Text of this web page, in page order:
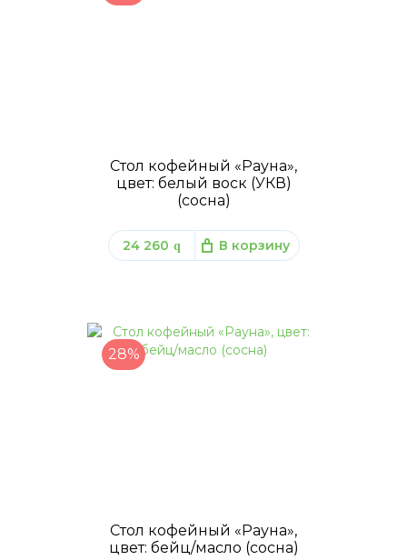
Стол кофейный «Рауна»,
цвет: белый воск (УКВ)
(сосна)
24 260 q В корзину
28%
Стол кофейный «Рауна»,
цвет: бейц/масло (сосна)